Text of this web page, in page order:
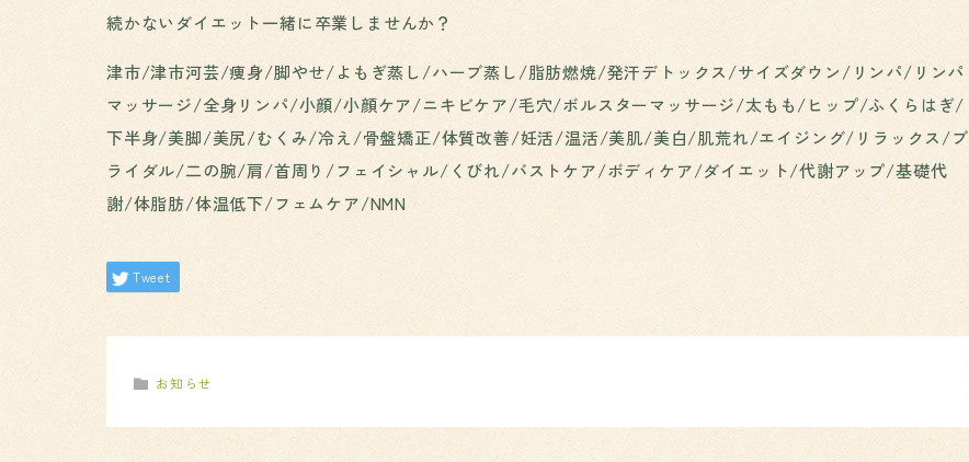
続かないダイエット一緒に卒業しませんか？
津市/津市河芸/痩身/脚やせ/よもぎ蒸し/ハーブ蒸し/脂肪燃焼/発汗デトックス/サイズダウン/リンパ/リンパ
マッサージ/全身リンパ/小顔/小顔ケア/ニキビケア/毛穴/ボルスターマッサージ/太もも/ヒップ/ふくらはぎ/
下半身/美脚/美尻/むくみ/冷え/骨盤矯正/体質改善/妊活/温活/美肌/美白/肌荒れ/エイジング/リラックス/ブ
ライダル/二の腕/肩/首周り/フェイシャル/くびれ/バストケア/ボディケア/ダイエット/代謝アップ/基礎代
謝/体脂肪/体温低下/フェムケア/NMN
Tweet
お知らせ